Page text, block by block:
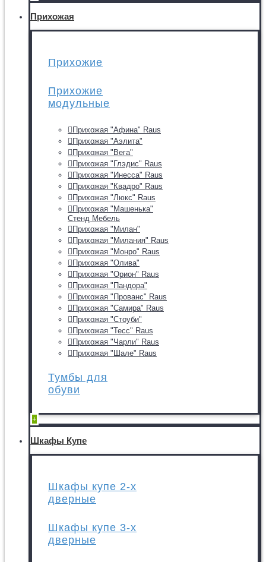
Прихожая
Прихожие
Прихожие
модульные
Прихожая "Афина" Raus
Прихожая "Аэлита"
Прихожая "Вега"
Прихожая "Глэдис" Raus
Прихожая "Инесса" Raus
Прихожая "Квадро" Raus
Прихожая "Люкс" Raus
Прихожая "Машенька"
Стенд Мебель
Прихожая "Милан"
Прихожая "Милания" Raus
Прихожая "Монро" Raus
Прихожая "Олива"
Прихожая "Орион" Raus
Прихожая "Пандора"
Прихожая "Прованс" Raus
Прихожая "Самира" Raus
Прихожая "Стоуби"
Прихожая "Тесс" Raus
Прихожая "Чарли" Raus
Прихожая "Шале" Raus
Тумбы для
обуви
+
Шкафы Купе
Шкафы купе 2-х
дверные
Шкафы купе 3-х
дверные